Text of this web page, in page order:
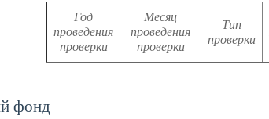
Год
проведения
проверки
Месяц
проведения
проверки
Тип
проверки
фонд